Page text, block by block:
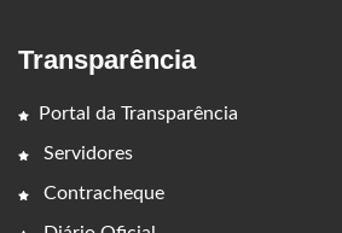
Transparência
Portal da Transparência
Servidores
Contracheque